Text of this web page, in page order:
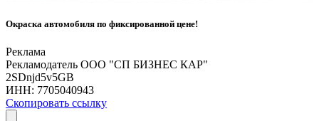
Окраска автомобиля по фиксированной цене!
Реклама
Рекламодатель ООО "СП БИЗНЕС КАР"
2SDnjd5v5GB
ИНН: 7705040943
Скопировать ссылку